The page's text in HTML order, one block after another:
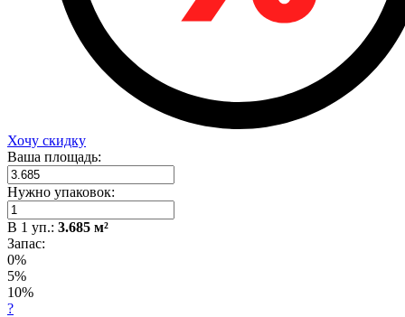
Хочу скидку
Ваша площадь:
Нужно упаковок:
В 1 уп.: 3.685 м²
Запас:
0%
5%
10%
?